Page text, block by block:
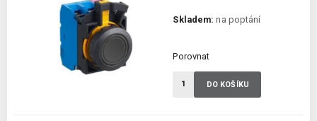
Skladem: na poptání
Porovnat
DO KOŠÍKU